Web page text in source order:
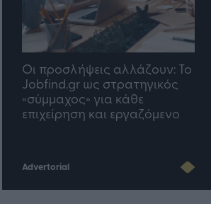
TP Greece: Πώς
διαμορφώνεται το μέλλον
του Insurance στην εποχή
του AI
Advertorial